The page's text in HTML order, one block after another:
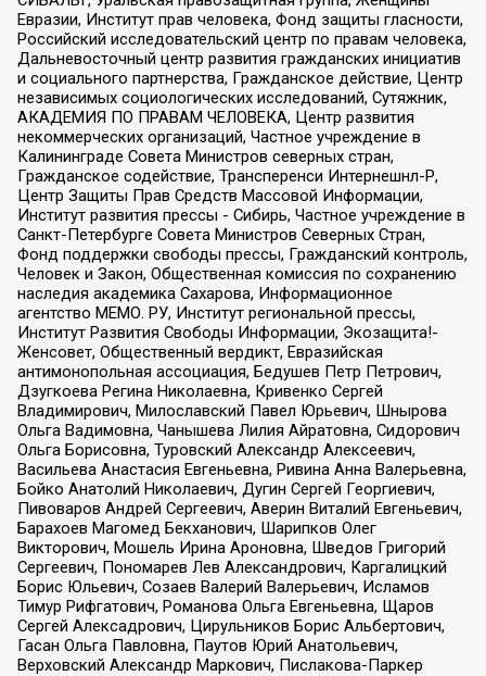
Евразии, Институт прав человека, Фонд защиты гласности,
Российский исследовательский центр по правам человека,
Дальневосточный центр развития гражданских инициатив
и социального партнерства, Гражданское действие, Центр
независимых социологических исследований, Сутяжник,
АКАДЕМИЯ ПО ПРАВАМ ЧЕЛОВЕКА, Центр развития
некоммерческих организаций, Частное учреждение в
Калининграде Совета Министров северных стран,
Гражданское содействие, Трансперенси Интернешнл-Р,
Центр Защиты Прав Средств Массовой Информации,
Институт развития прессы - Сибирь, Частное учреждение в
Санкт-Петербурге Совета Министров Северных Стран,
Фонд поддержки свободы прессы, Гражданский контроль,
Человек и Закон, Общественная комиссия по сохранению
наследия академика Сахарова, Информационное
агентство МЕМО. РУ, Институт региональной прессы,
Институт Развития Свободы Информации, Экозащита!-
Женсовет, Общественный вердикт, Евразийская
антимонопольная ассоциация, Бедушев Петр Петрович,
Дзугкоева Регина Николаевна, Кривенко Сергей
Владимирович, Милославский Павел Юрьевич, Шнырова
Ольга Вадимовна, Чанышева Лилия Айратовна, Сидорович
Ольга Борисовна, Туровский Александр Алексеевич,
Васильева Анастасия Евгеньевна, Ривина Анна Валерьевна,
Бойко Анатолий Николаевич, Дугин Сергей Георгиевич,
Пивоваров Андрей Сергеевич, Аверин Виталий Евгеньевич,
Барахоев Магомед Бекханович, Шарипков Олег
Викторович, Мошель Ирина Ароновна, Шведов Григорий
Сергеевич, Пономарев Лев Александрович, Каргалицкий
Борис Юльевич, Созаев Валерий Валерьевич, Исламов
Тимур Рифгатович, Романова Ольга Евгеньевна, Щаров
Сергей Алексадрович, Цирульников Борис Альбертович,
Гасан Ольга Павловна, Паутов Юрий Анатольевич,
Верховский Александр Маркович, Пислакова-Паркер